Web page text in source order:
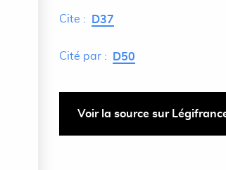
Cite : D37
Cité par : D50
Voir la source sur